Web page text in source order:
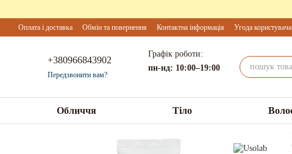
Оплата і доставка Обмін та повернення Контактна інформація Угода користувача
+380966843902
Передзвонити вам?
Графік роботи:
пн-нд: 10:00–19:00
Обличчя Тіло